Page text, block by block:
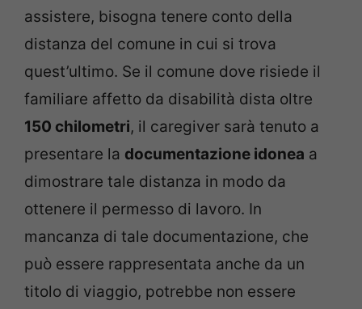
assistere, bisogna tenere conto della
distanza del comune in cui si trova
quest’ultimo. Se il comune dove risiede il
familiare affetto da disabilità dista oltre
150 chilometri, il caregiver sarà tenuto a
presentare la documentazione idonea a
dimostrare tale distanza in modo da
ottenere il permesso di lavoro. In
mancanza di tale documentazione, che
può essere rappresentata anche da un
titolo di viaggio, potrebbe non essere